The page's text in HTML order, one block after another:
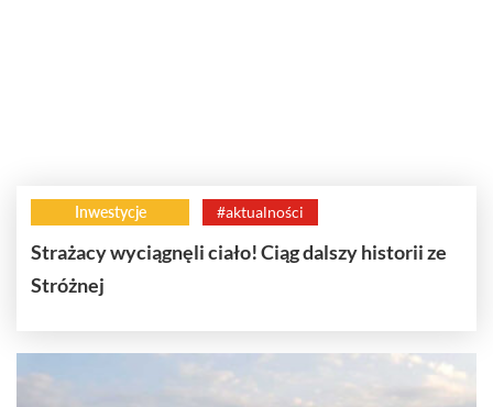
Inwestycje #aktualności
Strażacy wyciągnęli ciało! Ciąg dalszy historii ze
Stróżnej